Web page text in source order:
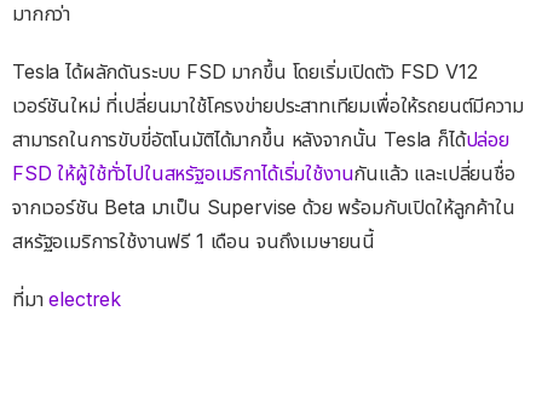
มากกว่า
Tesla ได้ผลักดันระบบ FSD มากขึ้น โดยเริ่มเปิดตัว FSD V12
เวอร์ชันใหม่ ที่เปลี่ยนมาใช้โครงข่ายประสาทเทียมเพื่อให้รถยนต์มีความ
สามารถในการขับขี่อัตโนมัติได้มากขึ้น หลังจากนั้น Tesla ก็ได้ปล่อย
FSD ให้ผู้ใช้ทั่วไปในสหรัฐอเมริกาได้เริ่มใช้งานกันแล้ว และเปลี่ยนชื่อ
จากเวอร์ชัน Beta มาเป็น Supervise ด้วย พร้อมกับเปิดให้ลูกค้าใน
สหรัฐอเมริการใช้งานฟรี 1 เดือน จนถึงเมษายนนี้
ที่มาelectrek